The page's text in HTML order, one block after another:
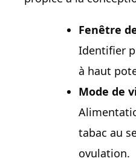
Fenêtre
Identifier
à haut
Mode de
tabac au
ovulation.